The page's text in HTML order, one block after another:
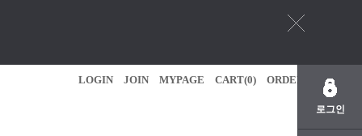
로그인
LOGIN JOIN MYPAGE CART(0) ORDER